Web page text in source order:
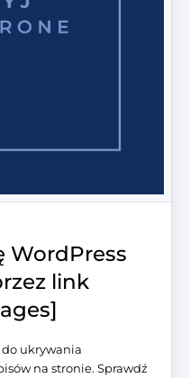
WordPress
link
do ukrywania
na stronie. Sprawdź